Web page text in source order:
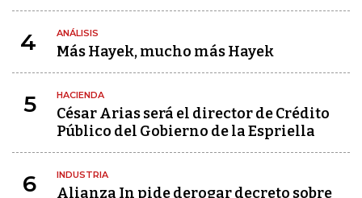
4 ANÁLISIS
Más Hayek, mucho más Hayek
5 HACIENDA
César Arias será el director de Crédito
Público del Gobierno de la Espriella
6 INDUSTRIA
Alianza In pide derogar decreto sobre